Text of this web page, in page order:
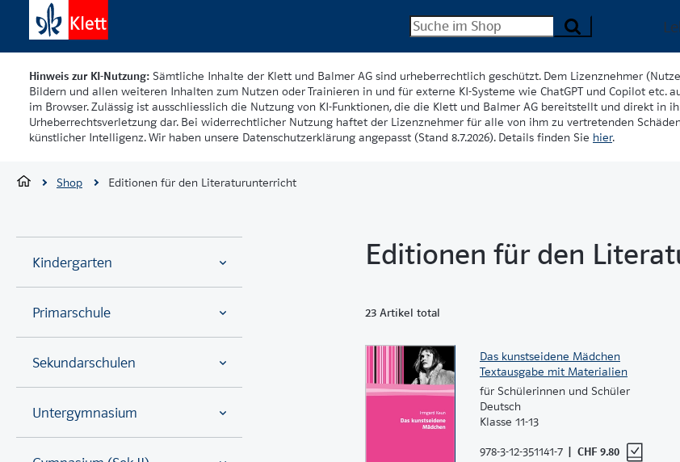
Hinweis zur KI-Nutzung: Sämtliche Inhalte der Klett und Balmer AG sind urheberrechtlich geschützt. Dem Lizenznehmer
Bildern und allen weiteren Inhalten zum Nutzen oder Trainieren in und für externe KI-Systeme wie ChatGPT und Copilot etc.
im Browser. Zulässig ist ausschliesslich die Nutzung von KI-Funktionen, die die Klett und Balmer AG bereitstellt und direkt in
Urheberrechtsverletzung dar. Bei widerrechtlicher Nutzung haftet der Lizenznehmer für alle von ihm zu vertretenden
künstlicher Intelligenz. Wir haben unsere Datenschutzerklärung angepasst (Stand 8.7.2026). Details finden Sie hier.
Shop Editionen für den Literaturunterricht
Kindergarten
Primarschule
Sekundarschulen
Untergymnasium
Editionen für den
23 Artikel total
Das kunstseidene Mädchen
Textausgabe mit Materialien
für Schülerinnen und Schüler
Deutsch
Klasse 11-13
978-3-12-351141-7 CHF 9.80